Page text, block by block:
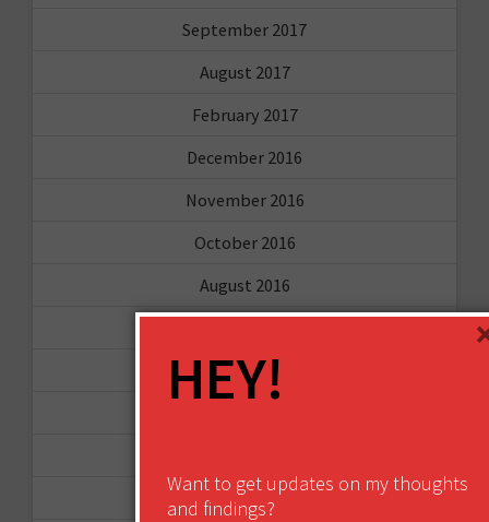
September 2017
August 2017
February 2017
December 2016
November 2016
October 2016
August 2016
April 2016
December 2015
HEY!
Want to get updates on my thoughts
and findings?